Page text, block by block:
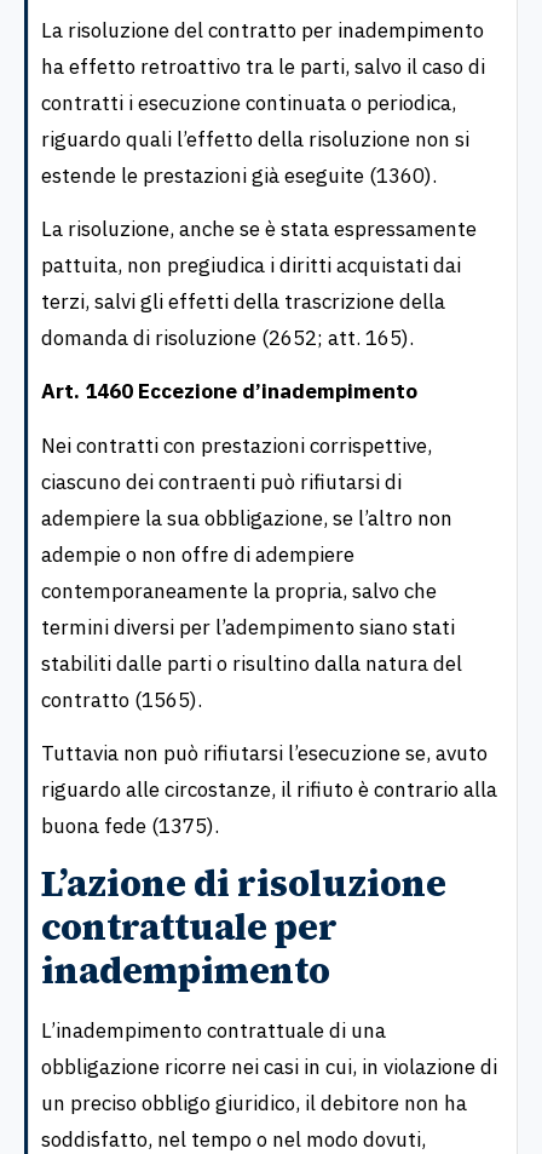
La risoluzione del contratto per inadempimento
ha effetto retroattivo tra le parti, salvo il caso di
contratti i esecuzione continuata o periodica,
riguardo quali l’effetto della risoluzione non si
estende le prestazioni già eseguite (1360).
La risoluzione, anche se è stata espressamente
pattuita, non pregiudica i diritti acquistati dai
terzi, salvi gli effetti della trascrizione della
domanda di risoluzione (2652; att. 165).
Art. 1460 Eccezione d’inadempimento
Nei contratti con prestazioni corrispettive,
ciascuno dei contraenti può rifiutarsi di
adempiere la sua obbligazione, se l’altro non
adempie o non offre di adempiere
contemporaneamente la propria, salvo che
termini diversi per l’adempimento siano stati
stabiliti dalle parti o risultino dalla natura del
contratto (1565).
Tuttavia non può rifiutarsi l’esecuzione se, avuto
riguardo alle circostanze, il rifiuto è contrario alla
buona fede (1375).
L’azione di risoluzione
contrattuale per
inadempimento
L’inadempimento contrattuale di una
obbligazione ricorre nei casi in cui, in violazione di
un preciso obbligo giuridico, il debitore non ha
soddisfatto, nel tempo o nel modo dovuti,